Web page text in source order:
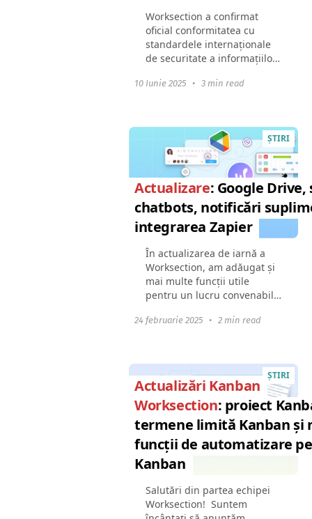
Worksection a confirmat
oficial conformitatea cu
standardele internaționale
de securitate a informațiilor
ISO/IEC 27001:2022. Aceasta
10 Iunie 2025 • 3 min read
ŞTIRI
Actualizare: Google
chatbots, notificări
integrarea Zapier
În actualizarea de iarnă a
Worksection, am adăugat și
mai multe funcții utile
pentru un lucru convenabil
Lucrul cu Google
programateNotificare...
24 februarie 2025 • 2 min read
ŞTIRI
Actualizări Kanban
Worksection: proiect
termene limită Kanban și
funcții de automatizare
Kanban
Salutări din partea echipei
Worksection!​​​ ​​​​​​​​ Suntem